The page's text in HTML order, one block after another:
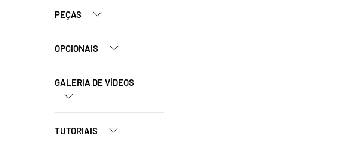
PEÇAS
OPCIONAIS
GALERIA DE VÍDEOS
TUTORIAIS